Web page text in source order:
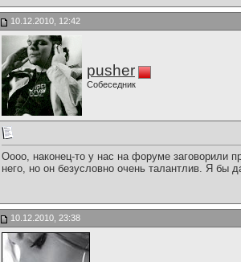
10.12.2010, 12:42
pusher
Собеседник
Оооо, наконец-то у нас на форуме заговорили
него, но он безусловно очень талантлив. Я бы
10.12.2010, 23:38